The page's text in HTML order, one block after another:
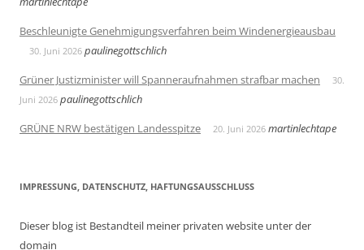
Beschleunigte Genehmigungsverfahren beim Windenergieausbau
30. Juni 2026 paulinegottschlich
Grüner Justizminister will Spanneraufnahmen strafbar machen
30.
Juni 2026 paulinegottschlich
GRÜNE NRW bestätigen Landesspitze
20. Juni 2026 martinlechtape
IMPRESSUNG, DATENSCHUTZ, HAFTUNGSAUSSCHLUSS
Dieser blog ist Bestandteil meiner privaten website unter der
domain